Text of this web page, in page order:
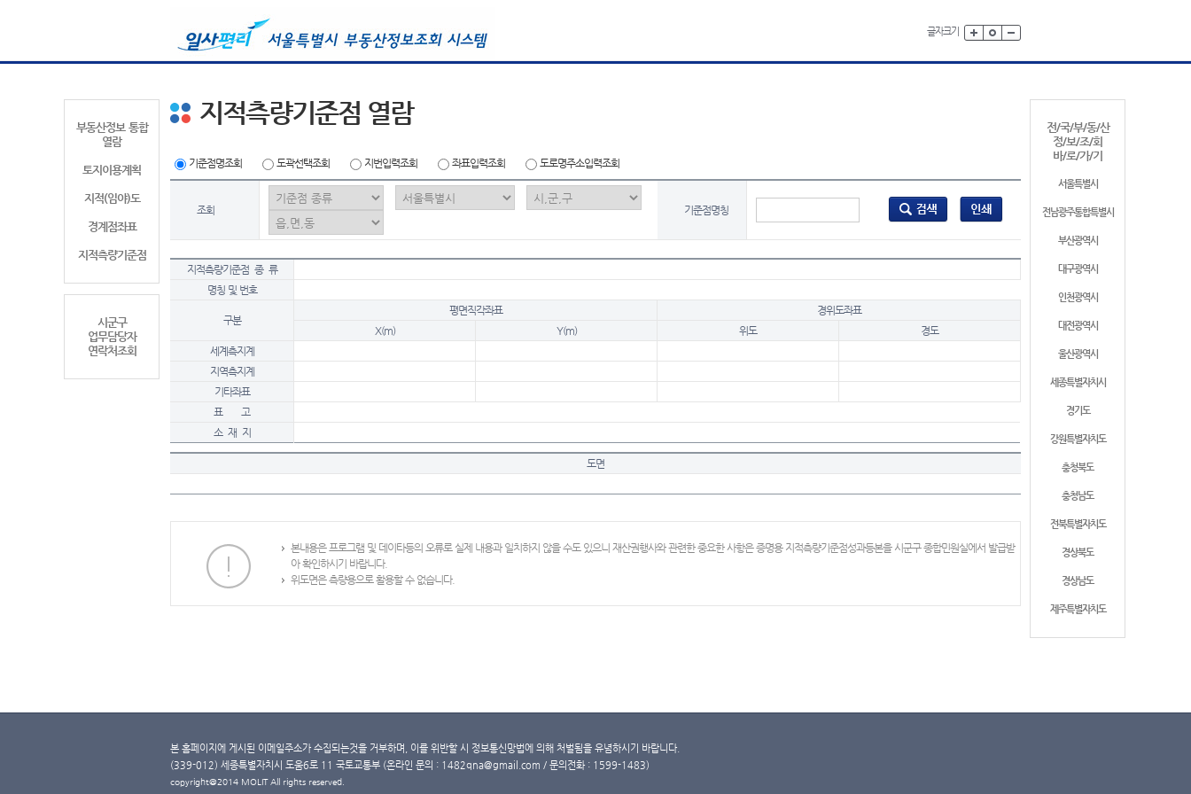
글자크기
부동산정보 통합
열람
토지이용계획
지적(임야)도
경계점좌표
지적측량기준점
시군구
업무담당자
연락처조회
전/국/부/동/산
정/보/조/회
바/로/가/기
서울특별시
전남광주통합특별시
부산광역시
대구광역시
인천광역시
대전광역시
울산광역시
세종특별자치시
경기도
강원특별자치도
충청북도
충청남도
전북특별자치도
경상북도
경상남도
제주특별자치도
지적측량기준점 열람
기준점명조회 도곽선택조회 지번입력조회 좌표입력조회 도로명주소입력조회
조회 기준점명칭
지적측량기준점 종 류
명칭 및 번호
구분
평면직각좌표
경위도좌표
X(m)
Y(m) 위도
경도
세계측지계
지역측지계
기타좌표
표 고
소 재 지
도면
본내용은 프로그램 및 데이타등의 오류로 실제 내용과 일치하지 않을 수도 있으니 재산권행사와 관련한 중요한 사항은 증명용 지적측량기준점성과등본을 시군구 종합민원실에서 발급받
아 확인하시기 바랍니다.
위도면은 측량용으로 활용할 수 없습니다.
본 홈페이지에 게시된 이메일주소가 수집되는것을 거부하며, 이를 위반할 시 정보통신망법에 의해 처벌됨을 유념하시기 바랍니다.
(339-012) 세종특별자치시 도움6로 11 국토교통부 (온라인 문의 : 1482qna@gmail.com / 문의전화 : 1599-1483)
copyright@2014 MOLIT All rights reserved.